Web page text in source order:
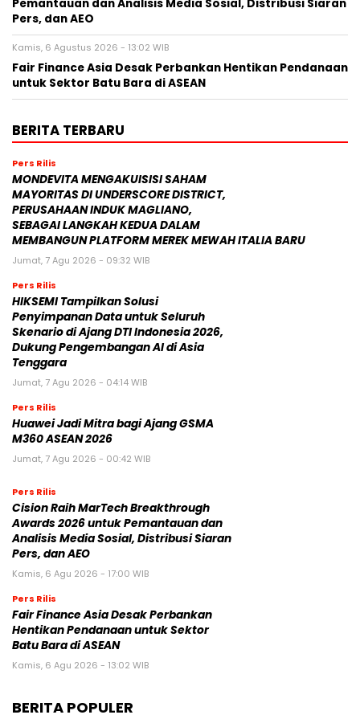
Pemantauan dan Analisis Media Sosial, Distribusi Siaran
Pers, dan AEO
Kamis, 6 Agustus 2026 - 13:02 WIB
Fair Finance Asia Desak Perbankan Hentikan Pendanaan
untuk Sektor Batu Bara di ASEAN
BERITA TERBARU
Pers Rilis
MONDEVITA MENGAKUISISI SAHAM
MAYORITAS DI UNDERSCORE DISTRICT,
PERUSAHAAN INDUK MAGLIANO,
SEBAGAI LANGKAH KEDUA DALAM
MEMBANGUN PLATFORM MEREK MEWAH ITALIA BARU
Jumat, 7 Agu 2026 - 09:32 WIB
Pers Rilis
HIKSEMI Tampilkan Solusi
Penyimpanan Data untuk Seluruh
Skenario di Ajang DTI Indonesia 2026,
Dukung Pengembangan AI di Asia
Tenggara
Jumat, 7 Agu 2026 - 04:14 WIB
Pers Rilis
Huawei Jadi Mitra bagi Ajang GSMA
M360 ASEAN 2026
Jumat, 7 Agu 2026 - 00:42 WIB
Pers Rilis
Cision Raih MarTech Breakthrough
Awards 2026 untuk Pemantauan dan
Analisis Media Sosial, Distribusi Siaran
Pers, dan AEO
Kamis, 6 Agu 2026 - 17:00 WIB
Pers Rilis
Fair Finance Asia Desak Perbankan
Hentikan Pendanaan untuk Sektor
Batu Bara di ASEAN
Kamis, 6 Agu 2026 - 13:02 WIB
BERITA POPULER